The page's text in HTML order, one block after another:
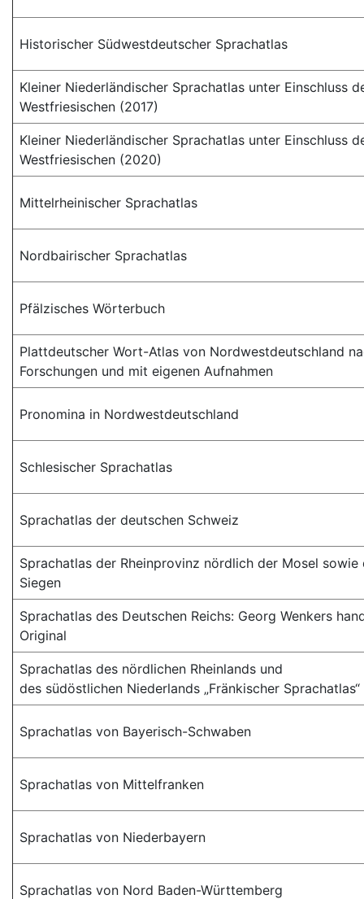
Historischer Südwestdeutscher Sprachatlas
Kleiner Niederländischer Sprachatlas unter Einschluss
Westfriesischen (2017)
Kleiner Niederländischer Sprachatlas unter Einschluss
Westfriesischen (2020)
Mittelrheinischer Sprachatlas
Nordbairischer Sprachatlas
Pfälzisches Wörterbuch
Plattdeutscher Wort-Atlas von Nordwestdeutschland
Forschungen und mit eigenen Aufnahmen
Pronomina in Nordwestdeutschland
Schlesischer Sprachatlas
Sprachatlas der deutschen Schweiz
Sprachatlas der Rheinprovinz nördlich der Mosel sowie
Siegen
Sprachatlas des Deutschen Reichs: Georg Wenkers
Original
Sprachatlas des nördlichen Rheinlands und
des südöstlichen Niederlands „Fränkischer Sprachatlas“
Sprachatlas von Bayerisch-Schwaben
Sprachatlas von Mittelfranken
Sprachatlas von Niederbayern
Sprachatlas von Nord Baden-Württemberg